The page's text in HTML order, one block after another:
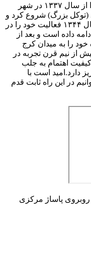
آقای محسن توکل حرفه ساعت سازی را از سال ۱۳۳۷ در شهر
(توکل بزرگ) شروع کرد و
پس از سالها کسب تجربه و مهارت در سال ۱۳۴۴ فعالیت خود را در
داده است و بعد از
را به میدان کرج
از نیم قرن تجربه در
اهتمام به جلب
دارد.امید است با
در این راه ثابت قدم
پاساژ مرکزی